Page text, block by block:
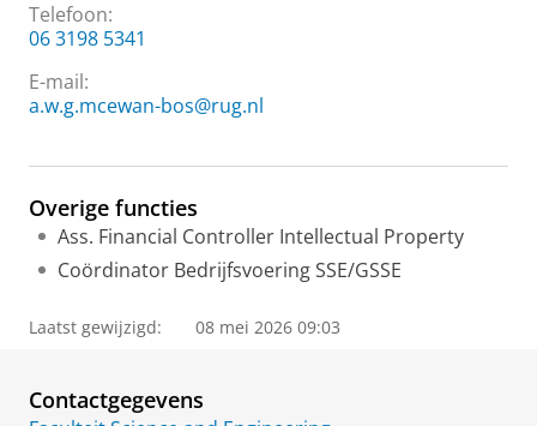
Telefoon:
06 3198 5341
E-mail:
a.w.g.mcewan-bos@rug.nl
Overige functies
Ass. Financial Controller Intellectual Property
Coördinator Bedrijfsvoering SSE/GSSE
Laatst gewijzigd: 08 mei 2026 09:03
Contactgegevens